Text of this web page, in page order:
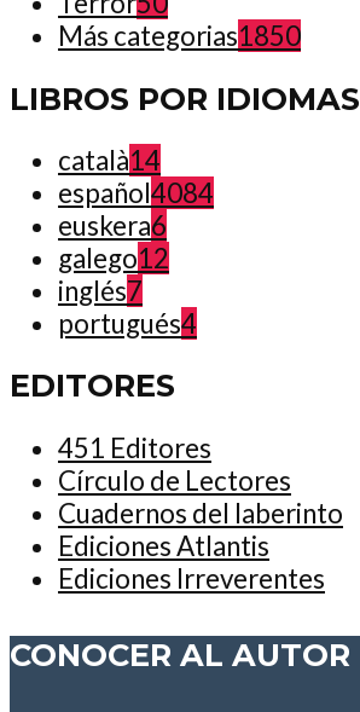
Más categorias1850
LIBROS POR IDIOMAS
català14
español4084
euskera6
galego12
inglés7
portugués4
EDITORES
451 Editores
Círculo de Lectores
Cuadernos del laberinto
Ediciones Atlantis
Ediciones Irreverentes
CONOCER AL AUTOR